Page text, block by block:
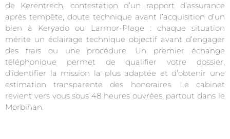
de Kerentrech, contestation d’un rapport d’assurance
après tempête, doute technique avant l’acquisition d’un
bien à Keryado ou Larmor-Plage : chaque situation
mérite un éclairage technique objectif avant d’engager
des frais ou une procédure. Un premier échange
téléphonique permet de qualifier votre dossier,
d’identifier la mission la plus adaptée et d’obtenir une
estimation transparente des honoraires. Le cabinet
revient vers vous sous 48 heures ouvrées, partout dans le
Morbihan.